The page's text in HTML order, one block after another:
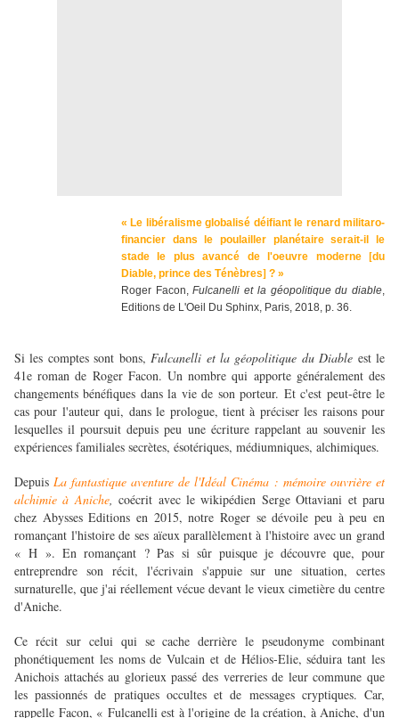
« Le libéralisme globalisé déifiant le renard militaro-
financier dans le poulailler planétaire serait-il le
stade le plus avancé de l'oeuvre moderne
[du
Diable, prince des Ténèbres] ? »
Roger Facon,Fulcanelli et la géopolitique du diable,
Editions de L'Oeil Du Sphinx, Paris, 2018, p. 36.
Si les comptes sont bons,Fulcanelli et la géopolitique du Diable est le
41e roman de Roger Facon. Un nombre qui apporte généralement des
changements bénéfiques dans la vie de son porteur. Et c'est peut-être le
cas pour l'auteur qui, dans le prologue, tient à préciser les raisons pour
lesquelles il poursuit depuis peu une écriture rappelant au souvenir les
expériences familiales secrètes, ésotériques, médiumniques, alchimiques.
Depuis La fantastique aventure de l'Idéal Cinéma : mémoire ouvrière et
alchimie à Aniche,coécrit avec le wikipédien Serge Ottaviani et paru
chez Abysses Editions en 2015, notre Roger se dévoile peu à peu en
romançant l'histoire de ses aïeux parallèlement à l'histoire avec un grand
« H ». En romançant ? Pas si sûr puisque je découvre que, pour
entreprendre son récit, l'écrivain s'appuie sur une situation, certes
surnaturelle, que j'ai réellement vécue devant le vieux cimetière du centre
d'Aniche.
Ce récit sur celui qui se cache derrière le pseudonyme combinant
phonétiquement les noms de Vulcain et de Hélios-Elie, séduira tant les
Anichois attachés au glorieux passé des verreries de leur commune que
les passionnés de pratiques occultes et de messages cryptiques. Car,
rappelle Facon, « Fulcanelli est à l'origine de la création, à Aniche, d'un